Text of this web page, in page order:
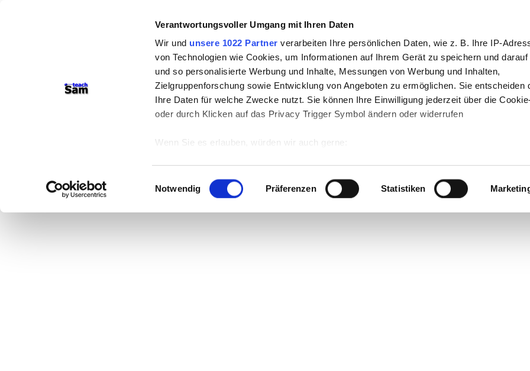
Verantwortungsvoller Umgang mit Ihren Daten
Wir und unsere 1022 Partner verarbeiten Ihre persönlichen Daten, wie z. B. Ihre IP-
von Technologien wie Cookies, um Informationen auf Ihrem Gerät zu speichern und
und so personalisierte Werbung und Inhalte, Messungen von Werbung und Inhalten,
Zielgruppenforschung sowie Entwicklung von Angeboten zu ermöglichen. Sie entscheiden
Ihre Daten für welche Zwecke nutzt. Sie können Ihre Einwilligung jederzeit über die
oder durch Klicken auf das Privacy Trigger Symbol ändern oder widerrufen
Wenn Sie es erlauben, würden wir auch gerne:
Ihr Gerät durch aktives Scannen nach bestimmten Merkmalen (Fingerprinting)
Erfahren Sie mehr darüber, wie Ihre persönlichen Daten verarbeitet werden, und legen Sie
Präferenzen imAbschnitt Einzelheitenfest.
Einwilligungsauswahl
Notwendig Präferenzen Statistiken